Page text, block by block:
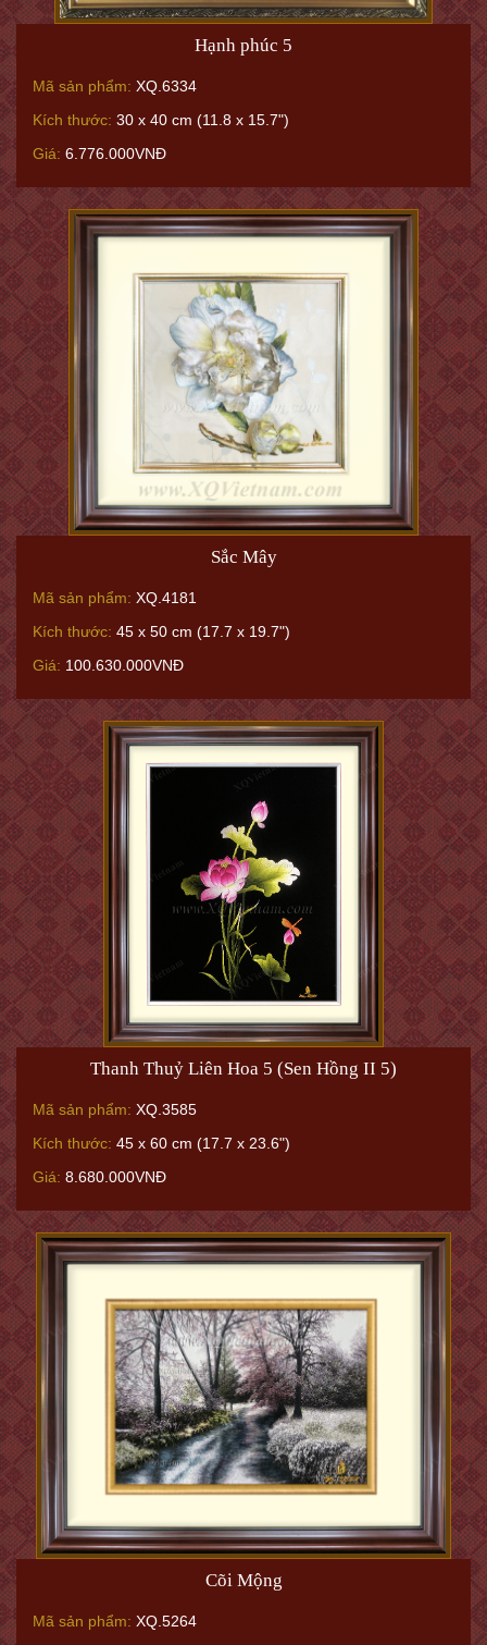
Hạnh phúc 5
Mã sản phẩm: XQ.6334
Kích thước: 30 x 40 cm (11.8 x 15.7")
Giá: 6.776.000VNĐ
Sắc Mây
Mã sản phẩm: XQ.4181
Kích thước: 45 x 50 cm (17.7 x 19.7")
Giá: 100.630.000VNĐ
Thanh Thuỷ Liên Hoa 5 (Sen Hồng II 5)
Mã sản phẩm: XQ.3585
Kích thước: 45 x 60 cm (17.7 x 23.6")
Giá: 8.680.000VNĐ
Cõi Mộng
Mã sản phẩm: XQ.5264